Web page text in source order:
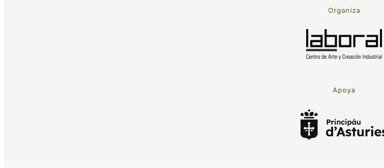
Organiza
Apoya